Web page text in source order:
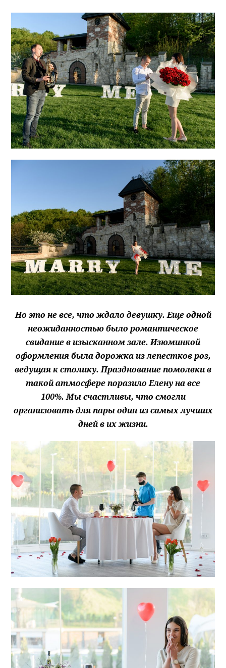
Но это не все, что ждало девушку. Еще одной
неожиданностью было романтическое
свидание в изысканном зале. Изюминкой
оформления была дорожка из лепестков роз,
ведущая к столику. Празднование помолвки в
такой атмосфере поразило Елену на все
100%.Мы счастливы, что смогли
организовать для пары один из самых лучших
дней в их жизни.